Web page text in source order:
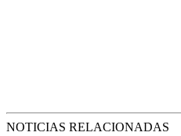
NOTICIAS RELACIONADAS